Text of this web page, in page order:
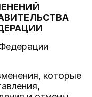
которые